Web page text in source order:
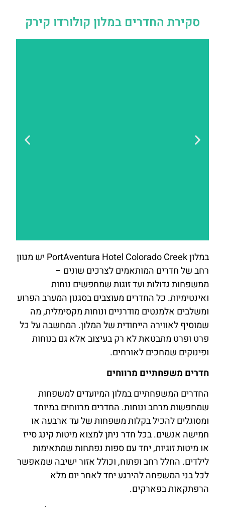
סקירת החדרים במלון קולורדו קירק
להזמנות
לחצו כאן
במלון PortAventura Hotel Colorado Creek יש מגוון
רחב של חדרים המותאמים לצרכים שונים –
ממשפחות גדולות ועד זוגות שמחפשים נוחות
ואינטימיות. כל החדרים מעוצבים בסגנון המערב הפרוע
ומשלבים אלמנטים מודרניים ונוחות מקסימלית, מה
שמוסיף לאווירה הייחודית של המלון. המחשבה על כל
פרט ופרט מתבטאת לא רק בעיצוב אלא גם בנוחות
ופינוקים שמחכים לאורחים.
חדרים משפחתיים מרווחים
החדרים המשפחתיים במלון המיועדים למשפחות
שמחפשות מרחב ונוחות. החדרים מרווחים במיוחד
ומסוגלים להכיל בקלות משפחות של עד ארבעה או
חמישה אנשים. בכל חדר ניתן למצוא מיטות קינג סייז
או מיטות זוגיות, יחד עם ספות נפתחות שמתאימות
לילדים. החלל רחב ופתוח, וכולל אזור ישיבה שמאפשר
לכל בני המשפחה להירגע יחד לאחר יום מלא
הרפתקאות בפארקים.